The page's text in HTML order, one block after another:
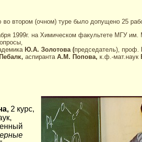
во втором (очном) туре было допущено 25
1999г. на Химическом факультете МГУ
Ю.А. Золотова (председатель), проф.
аспирантаА.М. Попова, к.ф.-мат.наук
2 курс,